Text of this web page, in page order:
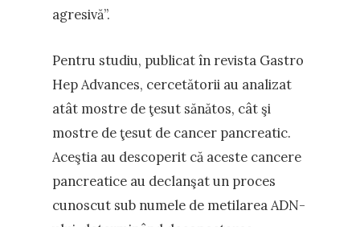
agresivă”.
Pentru studiu, publicat în revista Gastro
Hep Advances, cercetătorii au analizat
atât mostre de ţesut sănătos, cât şi
mostre de ţesut de cancer pancreatic.
Aceştia au descoperit că aceste cancere
pancreatice au declanşat un proces
cunoscut sub numele de metilarea ADN-